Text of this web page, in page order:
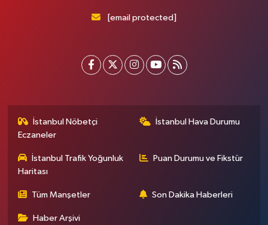
[email protected]
İstanbul Nöbetçi
Eczaneler
İstanbul Hava Durumu
İstanbul Trafik Yoğunluk
Haritası
Puan Durumu ve Fikstür
Tüm Manşetler Son Dakika Haberleri
Haber Arşivi